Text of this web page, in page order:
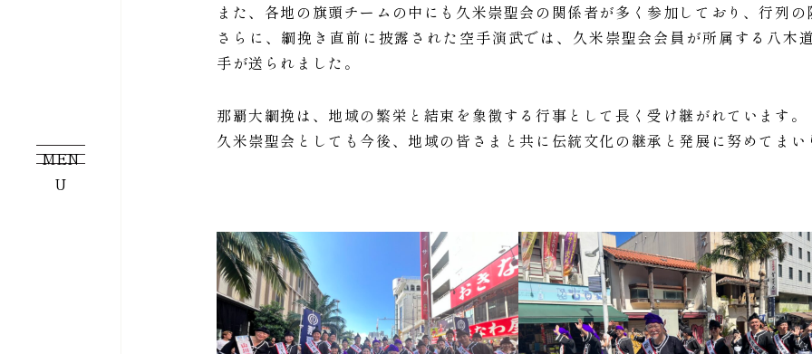
MEN
U
また、各地の旗頭チームの中にも久米崇聖会の関係者が多く参加しており、行列
さらに、綱挽き直前に披露された空手演武では、久米崇聖会会員が所属する八木
手が送られました。
那覇大綱挽は、地域の繁栄と結束を象徴する行事として長く受け継がれています。
久米崇聖会としても今後、地域の皆さまと共に伝統文化の継承と発展に努めてまい